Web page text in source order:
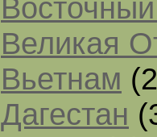
Великая
Вьетнам
Дагестан